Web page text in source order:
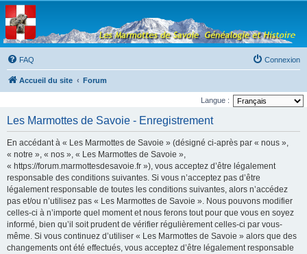
Les Marmottes de
Savoie
Forum d'entraide généalogique
FAQ
Connexion
Accueil du site Forum
Langue :
Les Marmottes de Savoie - Enregistrement
En accédant à « Les Marmottes de Savoie » (désigné ci-après par « nous »,
« notre », « nos », « Les Marmottes de Savoie »,
« https://forum.marmottesdesavoie.fr »), vous acceptez d’être légalement
responsable des conditions suivantes. Si vous n’acceptez pas d’être
légalement responsable de toutes les conditions suivantes, alors n’accédez
pas et/ou n’utilisez pas « Les Marmottes de Savoie ». Nous pouvons modifier
celles-ci à n’importe quel moment et nous ferons tout pour que vous en soyez
informé, bien qu’il soit prudent de vérifier régulièrement celles-ci par vous-
même. Si vous continuez d’utiliser « Les Marmottes de Savoie » alors que des
changements ont été effectués, vous acceptez d’être légalement responsable